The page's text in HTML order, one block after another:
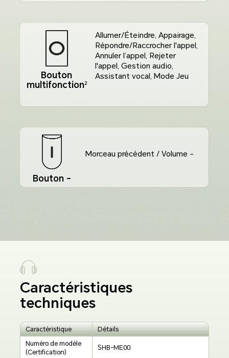
Bouton
multifonction2
Allumer/Éteindre, Appairage,
Répondre/Raccrocher l'appel,
Annuler l’appel, Rejeter
l'appel, Gestion audio,
Assistant vocal, Mode Jeu
Bouton -
Morceau précédent / Volume -
Caractéristiques
techniques
Caractéristique
Détails
Numéro de modèle
(Certification)
SHB-ME00